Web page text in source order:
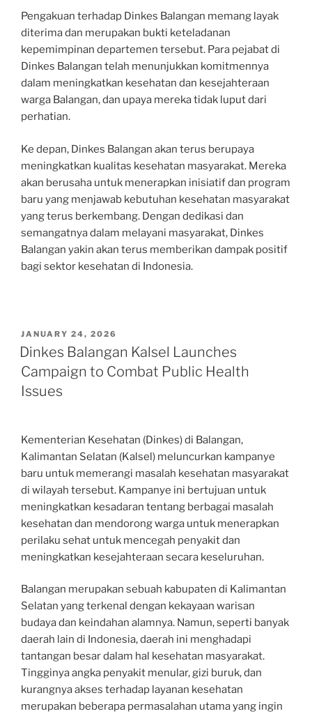
Pengakuan terhadap Dinkes Balangan memang layak
diterima dan merupakan bukti keteladanan
kepemimpinan departemen tersebut. Para pejabat di
Dinkes Balangan telah menunjukkan komitmennya
dalam meningkatkan kesehatan dan kesejahteraan
warga Balangan, dan upaya mereka tidak luput dari
perhatian.
Ke depan, Dinkes Balangan akan terus berupaya
meningkatkan kualitas kesehatan masyarakat. Mereka
akan berusaha untuk menerapkan inisiatif dan program
baru yang menjawab kebutuhan kesehatan masyarakat
yang terus berkembang. Dengan dedikasi dan
semangatnya dalam melayani masyarakat, Dinkes
Balangan yakin akan terus memberikan dampak positif
bagi sektor kesehatan di Indonesia.
POSTED
ON
JANUARY 24, 2026
Dinkes Balangan Kalsel Launches
Campaign to Combat Public Health
Issues
Kementerian Kesehatan (Dinkes) di Balangan,
Kalimantan Selatan (Kalsel) meluncurkan kampanye
baru untuk memerangi masalah kesehatan masyarakat
di wilayah tersebut. Kampanye ini bertujuan untuk
meningkatkan kesadaran tentang berbagai masalah
kesehatan dan mendorong warga untuk menerapkan
perilaku sehat untuk mencegah penyakit dan
meningkatkan kesejahteraan secara keseluruhan.
Balangan merupakan sebuah kabupaten di Kalimantan
Selatan yang terkenal dengan kekayaan warisan
budaya dan keindahan alamnya. Namun, seperti banyak
daerah lain di Indonesia, daerah ini menghadapi
tantangan besar dalam hal kesehatan masyarakat.
Tingginya angka penyakit menular, gizi buruk, dan
kurangnya akses terhadap layanan kesehatan
merupakan beberapa permasalahan utama yang ingin